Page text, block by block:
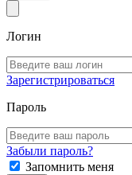
Логин
Зарегистрироваться
Пароль
Забыли пароль?
Запомнить меня